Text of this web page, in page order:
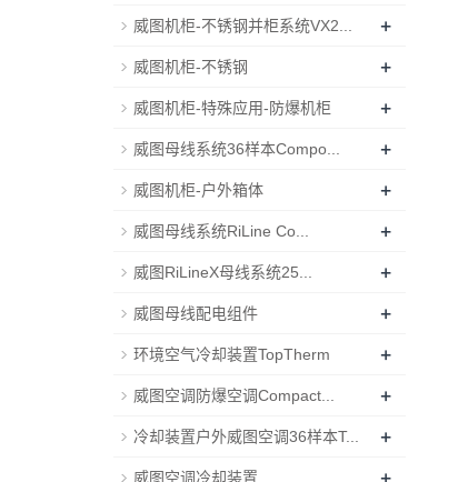
威图机柜-不锈钢并柜系统VX2... +
威图机柜-不锈钢 +
威图机柜-特殊应用-防爆机柜 +
威图母线系统36样本Compo... +
威图机柜-户外箱体 +
威图母线系统RiLine Co... +
威图RiLineX母线系统25... +
威图母线配电组件 +
环境空气冷却装置TopTherm +
威图空调防爆空调Compact... +
冷却装置户外威图空调36样本T... +
威图空调冷却装置